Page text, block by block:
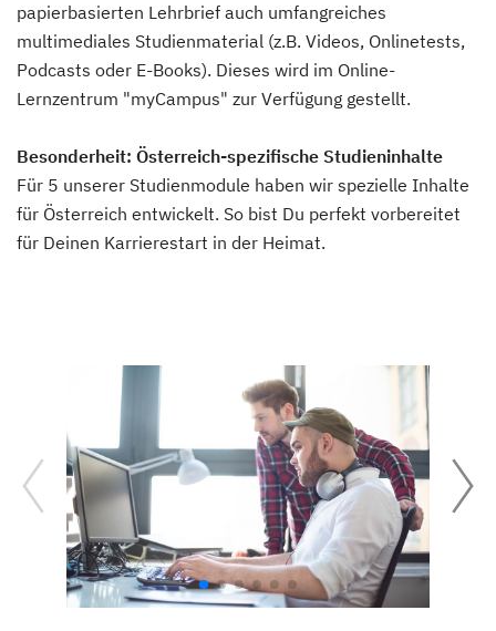
papierbasierten Lehrbrief auch umfangreiches
multimediales Studienmaterial (z.B. Videos, Onlinetests,
Podcasts oder E-Books). Dieses wird im Online-
Lernzentrum "myCampus" zur Verfügung gestellt.
Besonderheit: Österreich-spezifische Studieninhalte
Für 5 unserer Studienmodule haben wir spezielle Inhalte
für Österreich entwickelt. So bist Du perfekt vorbereitet
für Deinen Karrierestart in der Heimat.